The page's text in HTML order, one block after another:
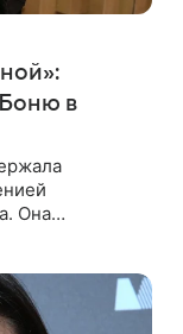
в
Она